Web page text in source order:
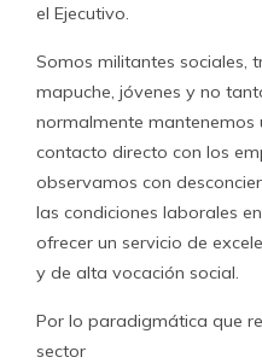
el Ejecutivo.
Somos militantes sociales,
mapuche, jóvenes y no
normalmente mantenemos
contacto directo con los
observamos con
las condiciones laborales
ofrecer un servicio de
y de alta vocación social.
Por lo paradigmática que
sector